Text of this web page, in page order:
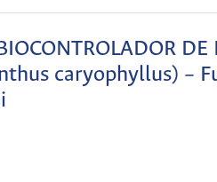
DE
caryophyllus) –